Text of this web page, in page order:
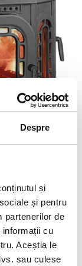
Despre
și
și pentru
partenerilor de
informații cu
Aceștia le
sau culese
pentru o